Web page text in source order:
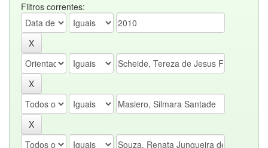
Filtros correntes: